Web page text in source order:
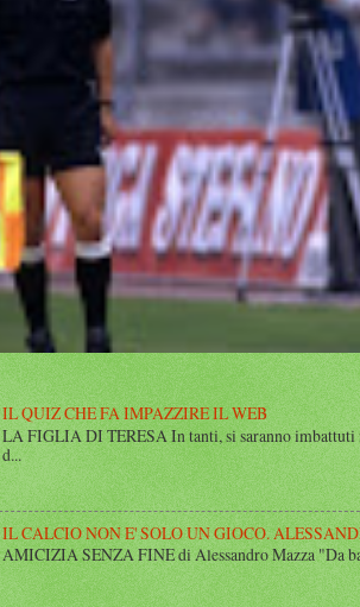
IL QUIZ CHE FA IMPAZZIRE IL WEB
LA FIGLIA DI TERESA In tanti, si saranno imbattuti
d...
IL CALCIO NON E' SOLO UN GIOCO.
AMICIZIA SENZA FINE di Alessandro Mazza "Da